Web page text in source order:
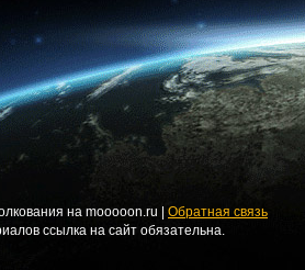
на mooooon.ru | Обратная связь
ссылка на сайт обязательна.